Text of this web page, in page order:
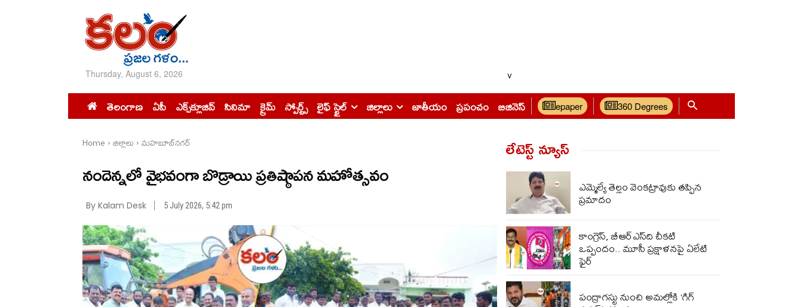
Thursday, August 6, 2026 v
తెలంగాణ ఏపీ ఎక్స్‌క్లూజివ్‌ సినిమా క్రైమ్ స్పోర్ట్స్ లైఫ్ స్టైల్ జిల్లాలు జాతీయం ప్రపంచం బిజినెస్ epaper 360 Degrees
Home జిల్లాలు మహబూబ్‌నగర్
నందెన్నలో వైభవంగా బొడ్రాయి ప్రతిష్ఠాపన మహోత్సవం
By Kalam Desk 5 July 2026, 5:42 pm
లేటెస్ట్ న్యూస్‌
ఎమ్మెల్యే తెల్లం వెంకట్రావుకు తప్పిన
ప్రమాదం
కాంగ్రెస్, బీఆర్ఎస్‌ది చీకటి
ఒప్పందం.. మూసీ ప్రక్షాళనపై ఏలేటి
ఫైర్
పంద్రాగస్టు నుంచి అమల్లోకి ‘గిగ్